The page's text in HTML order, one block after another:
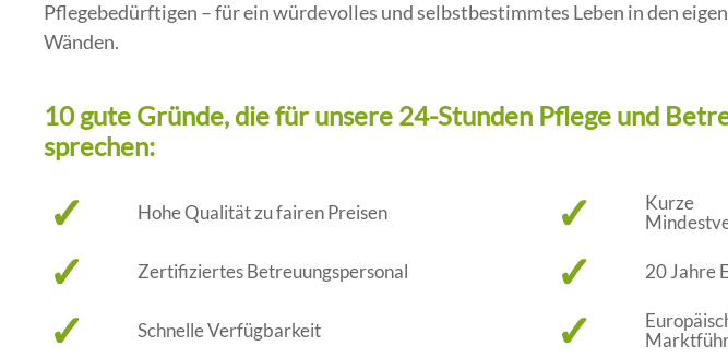
Pflegebedürftigen – für ein würdevolles und selbstbestimmtes Leben in den
Wänden.
10 gute Gründe, die für unsere 24-Stunden Pflege und
sprechen:
✓ Hohe Qualität zu fairen Preisen ✓
Kurze
✓ Zertifiziertes Betreuungspersonal ✓ 20 Jahre
✓ Schnelle Verfügbarkeit ✓